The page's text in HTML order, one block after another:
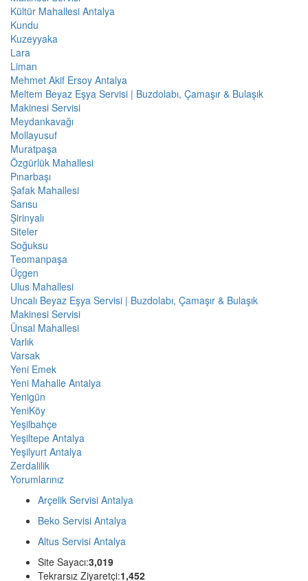
Kültür Mahallesi Antalya
Kundu
Kuzeyyaka
Lara
Liman
Mehmet Akif Ersoy Antalya
Meltem Beyaz Eşya Servisi | Buzdolabı, Çamaşır & Bulaşık
Makinesi Servisi
Meydankavağı
Mollayusuf
Muratpaşa
Özgürlük Mahallesi
Pınarbaşı
Şafak Mahallesi
Sarısu
Şirinyalı
Siteler
Soğuksu
Teomanpaşa
Üçgen
Ulus Mahallesi
Uncalı Beyaz Eşya Servisi | Buzdolabı, Çamaşır & Bulaşık
Makinesi Servisi
Ünsal Mahallesi
Varlık
Varsak
Yeni Emek
Yeni Mahalle Antalya
Yenigün
YeniKöy
Yeşilbahçe
Yeşiltepe Antalya
Yeşilyurt Antalya
Zerdalilik
Yorumlarınız
Arçelik Servisi Antalya
Beko Servisi Antalya
Altus Servisi Antalya
Site Sayacı:3,019
Tekrarsız Ziyaretçi:1,452